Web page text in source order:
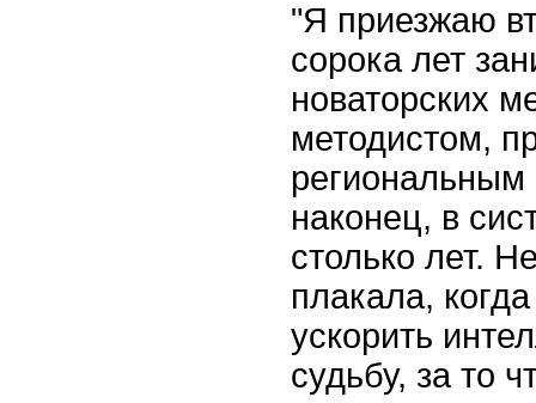
"Я приезжаю
сорока лет
новаторских
методистом,
региональным
наконец, в
столько лет.
плакала,
ускорить
судьбу, за то